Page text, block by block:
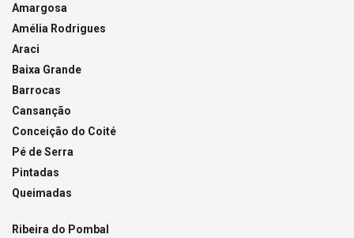
Amargosa
Amélia Rodrigues
Araci
Baixa Grande
Barrocas
Cansanção
Conceição do Coité
Pé de Serra
Pintadas
Queimadas
Ribeira do Pombal